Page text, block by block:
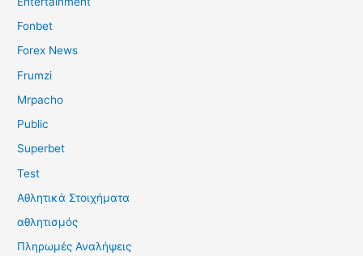
Fonbet
Forex News
Frumzi
Mrpacho
Public
Superbet
Test
Αθλητικά Στοιχήματα
αθλητισμός
Πληρωμές Αναλήψεις